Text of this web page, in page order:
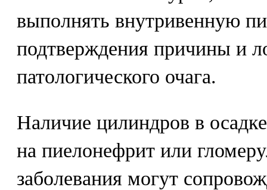
выполнять внутривенную
подтверждения причины и
патологического очага.
Наличие цилиндров в
на пиелонефрит или
заболевания могут